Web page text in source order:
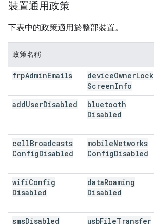
裝置通用政策
下表中的政策適用於整部裝置。
政策名稱
frpAdminEmails deviceOwnerLock
ScreenInfo
addUserDisabled
bluetooth
Disabled
cellBroadcasts
ConfigDisabled
mobileNetworks
ConfigDisabled
wifiConfig
Disabled
dataRoaming
Disabled
smsDisabled usbFileTransfer